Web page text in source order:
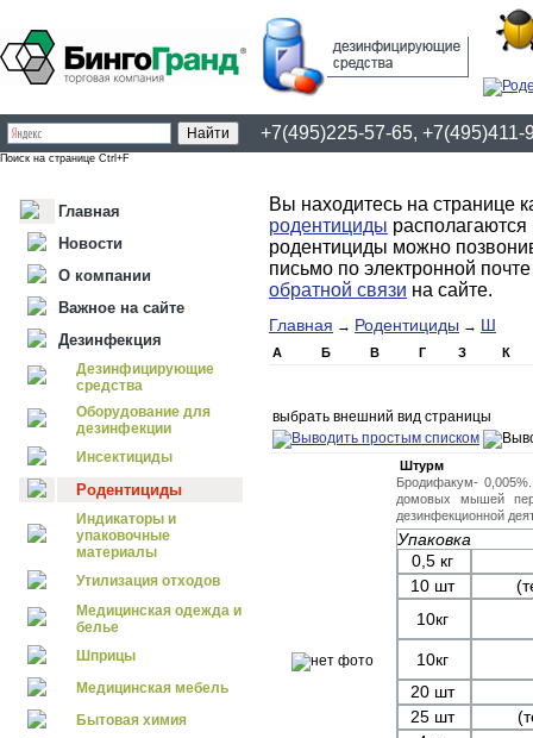
+7(495)225-57-65, +7(495)411-
Поиск на странице Ctrl+F
Главная
Новости
О компании
Важное на сайте
Дезинфекция
Дезинфицирующие
средства
Оборудование для
дезинфекции
Инсектициды
Родентициды
Индикаторы и
упаковочные
материалы
Утилизация отходов
Медицинская одежда и
белье
Шприцы
Медицинская мебель
Бытовая химия
Вы находитесь на странице
родентициды
родентициды можно
письмо по электронной
обратной связи на сайте.
Главная → Родентициды → Ш
А Б В Г З К
выбрать внешний вид страницы
Штурм
Бродифакум-
домовых мышей
дезинфекционной
Упаковка
0,5 кг
10 шт
10кг
10кг
20 шт
25 шт